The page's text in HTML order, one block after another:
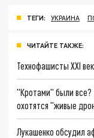
ТЕГИ: УКРАИНА
ЧИТАЙТЕ ТАКЖЕ:
Технофашисты XXI
"Кротами" были все?
охотятся "живые
Лукашенко обсудил